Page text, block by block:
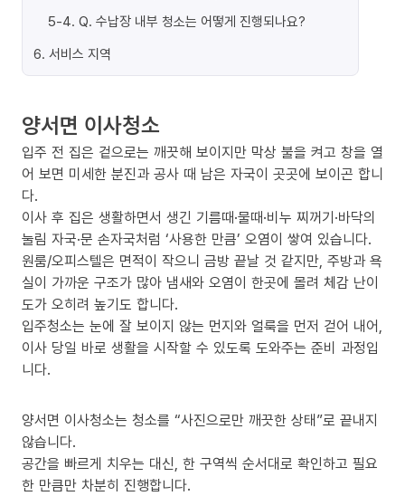
5-4. Q. 수납장 내부 청소는 어떻게 진행되나요?
6. 서비스 지역
양서면 이사청소
입주 전 집은 겉으로는 깨끗해 보이지만 막상 불을 켜고 창을 열
어 보면 미세한 분진과 공사 때 남은 자국이 곳곳에 보이곤 합니
다.
이사 후 집은 생활하면서 생긴 기름때·물때·비누 찌꺼기·바닥의
눌림 자국·문 손자국처럼 ‘사용한 만큼’ 오염이 쌓여 있습니다.
원룸/오피스텔은 면적이 작으니 금방 끝날 것 같지만, 주방과 욕
실이 가까운 구조가 많아 냄새와 오염이 한곳에 몰려 체감 난이
도가 오히려 높기도 합니다.
입주청소는 눈에 잘 보이지 않는 먼지와 얼룩을 먼저 걷어 내어,
이사 당일 바로 생활을 시작할 수 있도록 도와주는 준비 과정입
니다.
양서면 이사청소는 청소를 “사진으로만 깨끗한 상태”로 끝내지
않습니다.
공간을 빠르게 치우는 대신, 한 구역씩 순서대로 확인하고 필요
한 만큼만 차분히 진행합니다.